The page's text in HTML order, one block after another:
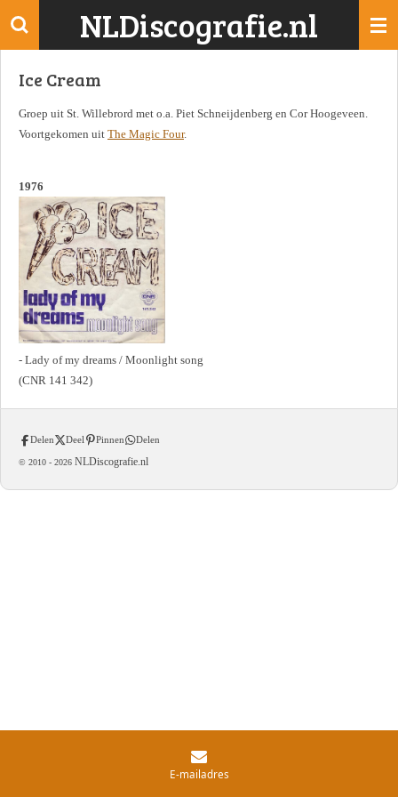
Ga
de
NLDiscografie.nl
Ice Cream
Groep uit St. Willebrord met o.a. Piet Schneijdenberg en Cor Hoogeveen.
Voortgekomen uit The Magic Four.
1976
- Lady of my dreams / Moonlight song
(CNR 141 342)
Delen Deel Pinnen Delen
© 2010 - 2026 NLDiscografie.nl
E-mailadres